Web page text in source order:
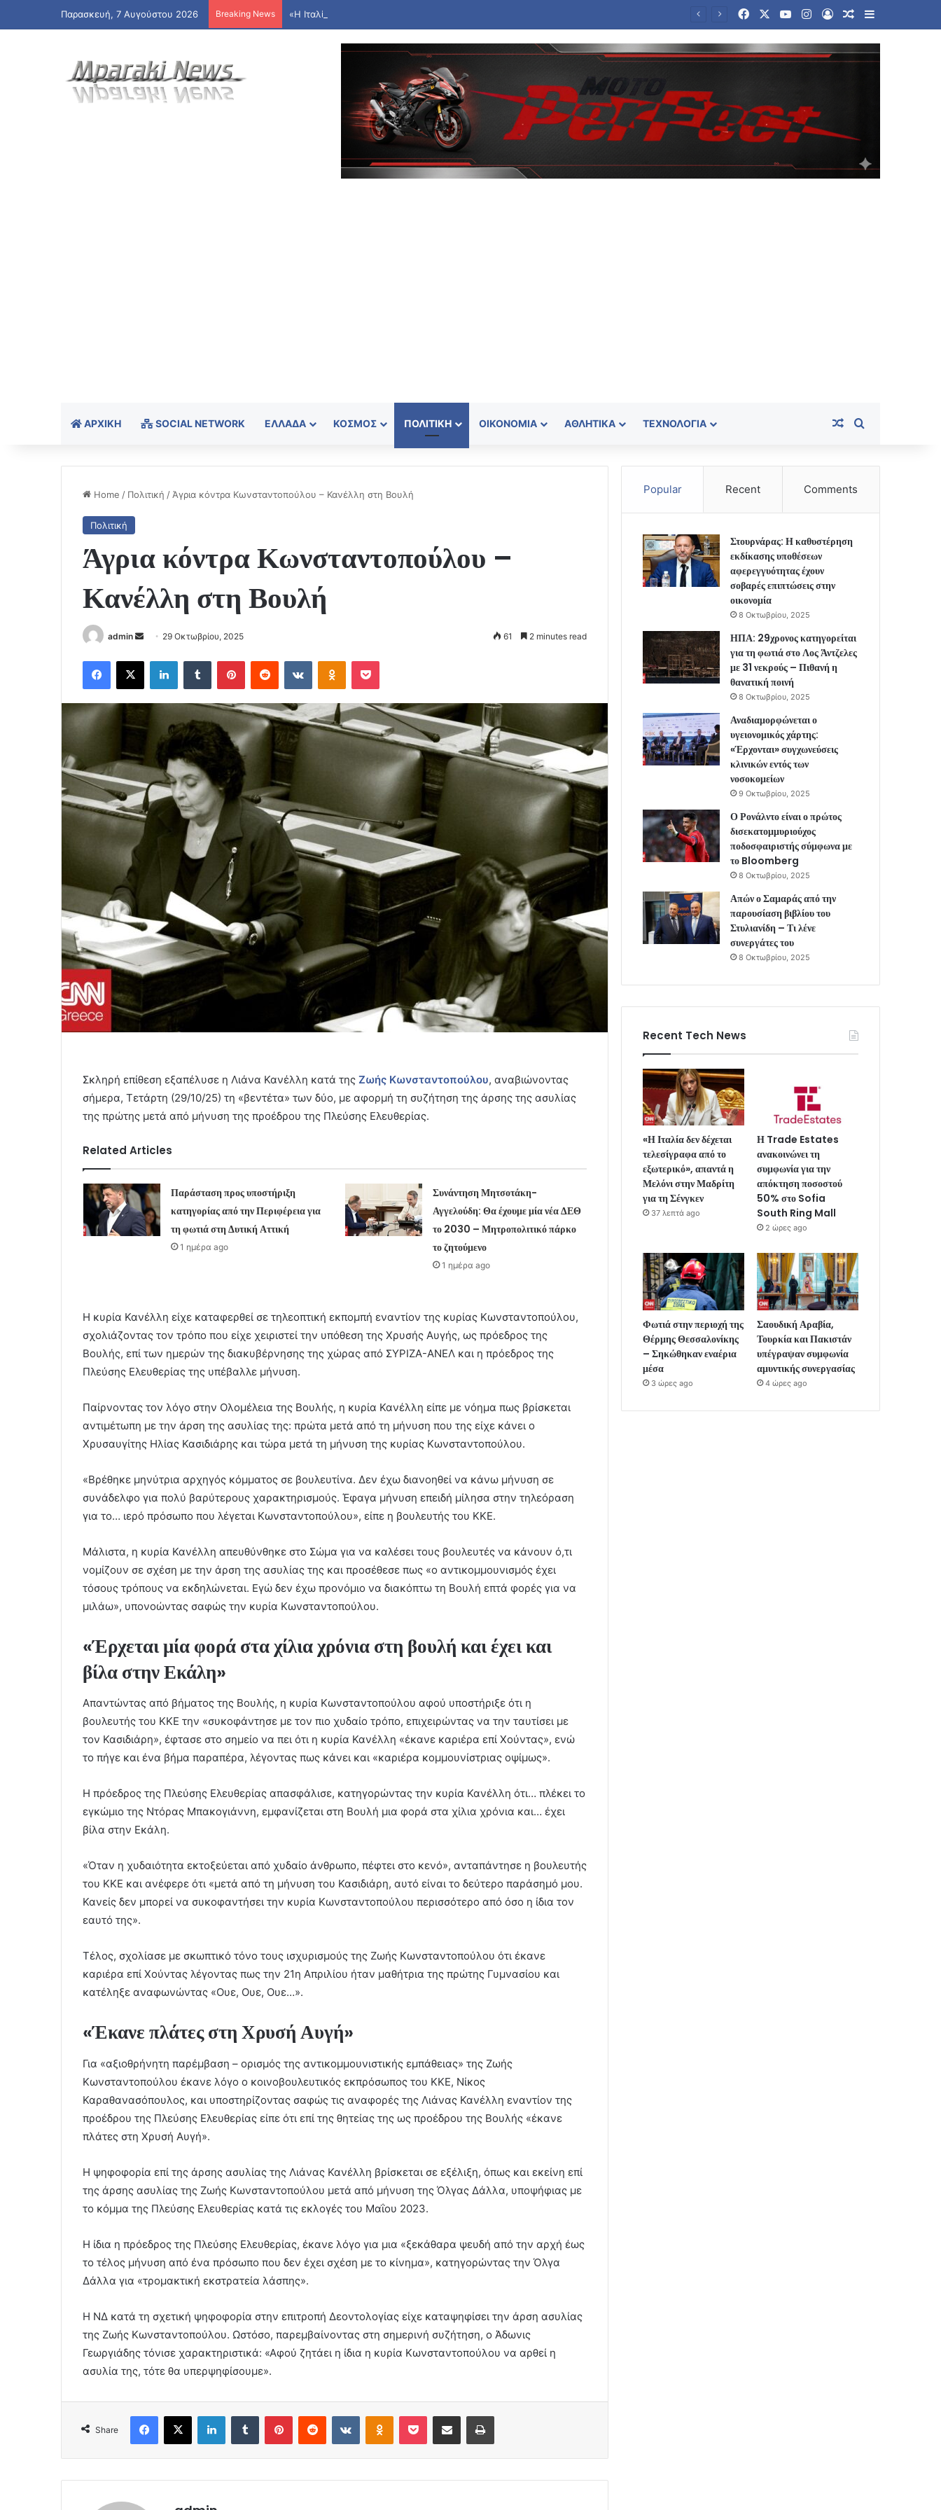
Παρασκευή, 7 Αυγούστου 2026 Breaking News FacebookYouTubeInstagram
Log InRandom Article
Sidebar
ΑΡΧΙΚΉ SOCIAL NETWORK ΕΛΛΆΔΑ ΚΌΣΜΟΣ ΠΟΛΙΤΙΚΉ ΟΙΚΟΝΟΜΊΑ ΑΘΛΗΤΙΚΆ ΤΕΧΝΟΛΟΓΊΑ Random Article
Home / Πολιτική / Άγρια κόντρα Κωνσταντοπούλου – Κανέλλη στη Βουλή
Πολιτική
Άγρια κόντρα Κωνσταντοπούλου –
Κανέλλη στη Βουλή
admin
Send
email
29 Οκτωβρίου, 2025 61 2 minutes read
Facebook
X LinkedInTumblr PinterestReddit VKontakteOdnoklassniki
Pocket
Σκληρή επίθεση εξαπέλυσε η Λιάνα Κανέλλη κατά της Ζωής Κωνσταντοπούλου, αναβιώνοντας
σήμερα, Τετάρτη (29/10/25) τη «βεντέτα» των δύο, με αφορμή τη συζήτηση της άρσης της ασυλίας
της πρώτης μετά από μήνυση της προέδρου της Πλεύσης Ελευθερίας.
Related Articles
Παράσταση προς υποστήριξη
κατηγορίας από την Περιφέρεια για
τη φωτιά στη Δυτική Αττική
1 ημέρα ago
Συνάντηση Μητσοτάκη-
Αγγελούδη: Θα έχουμε μία νέα ΔΕΘ
το 2030 – Μητροπολιτικό πάρκο
το ζητούμενο
1 ημέρα ago
Η κυρία Κανέλλη είχε καταφερθεί σε τηλεοπτική εκπομπή εναντίον της κυρίας Κωνσταντοπούλου,
σχολιάζοντας τον τρόπο που είχε χειριστεί την υπόθεση της Χρυσής Αυγής, ως πρόεδρος της
Βουλής, επί των ημερών της διακυβέρνησης της χώρας από ΣΥΡΙΖΑ-ΑΝΕΛ και η πρόεδρος της
Πλεύσης Ελευθερίας της υπέβαλλε μήνυση.
Παίρνοντας τον λόγο στην Ολομέλεια της Βουλής, η κυρία Κανέλλη είπε με νόημα πως βρίσκεται
αντιμέτωπη με την άρση της ασυλίας της: πρώτα μετά από τη μήνυση που της είχε κάνει ο
Χρυσαυγίτης Ηλίας Κασιδιάρης και τώρα μετά τη μήνυση της κυρίας Κωνσταντοπούλου.
«Βρέθηκε μηνύτρια αρχηγός κόμματος σε βουλευτίνα. Δεν έχω διανοηθεί να κάνω μήνυση σε
συνάδελφο για πολύ βαρύτερους χαρακτηρισμούς. Έφαγα μήνυση επειδή μίλησα στην τηλεόραση
για το… ιερό πρόσωπο που λέγεται Κωνσταντοπούλου», είπε η βουλευτής του ΚΚΕ.
Μάλιστα, η κυρία Κανέλλη απευθύνθηκε στο Σώμα για να καλέσει τους βουλευτές να κάνουν ό,τι
νομίζουν σε σχέση με την άρση της ασυλίας της και προσέθεσε πως «ο αντικομμουνισμός έχει
τόσους τρόπους να εκδηλώνεται. Εγώ δεν έχω προνόμιο να διακόπτω τη Βουλή επτά φορές για να
μιλάω», υπονοώντας σαφώς την κυρία Κωνσταντοπούλου.
«Έρχεται μία φορά στα χίλια χρόνια στη βουλή και έχει και
βίλα στην Εκάλη»
Απαντώντας από βήματος της Βουλής, η κυρία Κωνσταντοπούλου αφού υποστήριξε ότι η
βουλευτής του ΚΚΕ την «συκοφάντησε με τον πιο χυδαίο τρόπο, επιχειρώντας να την ταυτίσει με
τον Κασιδιάρη», έφτασε στο σημείο να πει ότι η κυρία Κανέλλη «έκανε καριέρα επί Χούντας», ενώ
το πήγε και ένα βήμα παραπέρα, λέγοντας πως κάνει και «καριέρα κομμουνίστριας οψίμως».
Η πρόεδρος της Πλεύσης Ελευθερίας απασφάλισε, κατηγορώντας την κυρία Κανέλλη ότι… πλέκει το
εγκώμιο της Ντόρας Μπακογιάννη, εμφανίζεται στη Βουλή μια φορά στα χίλια χρόνια και… έχει
βίλα στην Εκάλη.
«Όταν η χυδαιότητα εκτοξεύεται από χυδαίο άνθρωπο, πέφτει στο κενό», ανταπάντησε η βουλευτής
του ΚΚΕ και ανέφερε ότι «μετά από τη μήνυση του Κασιδιάρη, αυτό είναι το δεύτερο παράσημό μου.
Κανείς δεν μπορεί να συκοφαντήσει την κυρία Κωνσταντοπούλου περισσότερο από όσο η ίδια τον
εαυτό της».
Τέλος, σχολίασε με σκωπτικό τόνο τους ισχυρισμούς της Ζωής Κωνσταντοπούλου ότι έκανε
καριέρα επί Χούντας λέγοντας πως την 21η Απριλίου ήταν μαθήτρια της πρώτης Γυμνασίου και
κατέληξε αναφωνώντας «Ουε, Ουε, Ουε…».
«Έκανε πλάτες στη Χρυσή Αυγή»
Για «αξιοθρήνητη παρέμβαση – ορισμός της αντικομμουνιστικής εμπάθειας» της Ζωής
Κωνσταντοπούλου έκανε λόγο ο κοινοβουλευτικός εκπρόσωπος του ΚΚΕ, Νίκος
Καραθανασόπουλος, και υποστηρίζοντας σαφώς τις αναφορές της Λιάνας Κανέλλη εναντίον της
προέδρου της Πλεύσης Ελευθερίας είπε ότι επί της θητείας της ως προέδρου της Βουλής «έκανε
πλάτες στη Χρυσή Αυγή».
Η ψηφοφορία επί της άρσης ασυλίας της Λιάνας Κανέλλη βρίσκεται σε εξέλιξη, όπως και εκείνη επί
της άρσης ασυλίας της Ζωής Κωνσταντοπούλου μετά από μήνυση της Όλγας Δάλλα, υποψήφιας με
το κόμμα της Πλεύσης Ελευθερίας κατά τις εκλογές του Μαΐου 2023.
Η ίδια η πρόεδρος της Πλεύσης Ελευθερίας, έκανε λόγο για μια «ξεκάθαρα ψευδή από την αρχή έως
το τέλος μήνυση από ένα πρόσωπο που δεν έχει σχέση με το κίνημα», κατηγορώντας την Όλγα
Δάλλα για «τρομακτική εκστρατεία λάσπης».
Η ΝΔ κατά τη σχετική ψηφοφορία στην επιτροπή Δεοντολογίας είχε καταψηφίσει την άρση ασυλίας
της Ζωής Κωνσταντοπούλου. Ωστόσο, παρεμβαίνοντας στη σημερινή συζήτηση, ο Άδωνις
Γεωργιάδης τόνισε χαρακτηριστικά: «Αφού ζητάει η ίδια η κυρία Κωνσταντοπούλου να αρθεί η
ασυλία της, τότε θα υπερψηφίσουμε».
Share
Facebook
X LinkedInTumblr PinterestReddit VKontakteOdnoklassniki
Pocket Share via Email Print
Popular Recent Comments
Στουρνάρας: Η καθυστέρηση
εκδίκασης υποθέσεων
αφερεγγυότητας έχουν
σοβαρές επιπτώσεις στην
οικονομία
8 Οκτωβρίου, 2025
ΗΠΑ: 29χρονος κατηγορείται
για τη φωτιά στο Λος Άντζελες
με 31 νεκρούς – Πιθανή η
θανατική ποινή
8 Οκτωβρίου, 2025
Αναδιαμορφώνεται ο
υγειονομικός χάρτης:
«Έρχονται» συγχωνεύσεις
κλινικών εντός των
νοσοκομείων
9 Οκτωβρίου, 2025
Ο Ρονάλντο είναι ο πρώτος
δισεκατομμυριούχος
ποδοσφαιριστής σύμφωνα με
το Bloomberg
8 Οκτωβρίου, 2025
Απών ο Σαμαράς από την
παρουσίαση βιβλίου του
Στυλιανίδη – Τι λένε
συνεργάτες του
8 Οκτωβρίου, 2025
Recent Tech News
«Η Ιταλία δεν δέχεται
τελεσίγραφα από το
εξωτερικό», απαντά η
Μελόνι στην Μαδρίτη
για τη Σένγκεν
37 λεπτά ago
Η Trade Estates
ανακοινώνει τη
συμφωνία για την
απόκτηση ποσοστού
50% στο Sofia
South Ring Mall
2 ώρες ago
Φωτιά στην περιοχή της
Θέρμης Θεσσαλονίκης
– Σηκώθηκαν εναέρια
μέσα
3 ώρες ago
Σαουδική Αραβία,
Τουρκία και Πακιστάν
υπέγραψαν συμφωνία
αμυντικής συνεργασίας
4 ώρες ago